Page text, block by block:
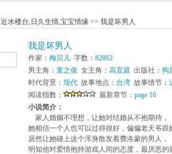
近水楼台, 日久生情,宝宝情缘 >> 我是坏男人
我是坏男人
作家： 梅贝儿 字数： 82862
男主角： 童之俊 女主角： 高宜庭 出版社： 狗
时代背景： 现代 故事地点： 台湾 故事情节：
阅读指数：
最新章节： page 16
小说简介：
家人婚姻不理想，让她对结婚从不抱期待，
她相信一个人也可以过得很好，偏偏老天爷跟
居然让她碰上这个浑身散发着费洛蒙的男人，
明知他对爱情抱持游戏人间的态度，最厌恶的